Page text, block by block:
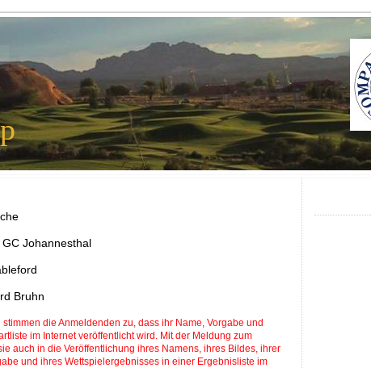
GC Johannesthal
Bruhn
stimmen die Anmeldenden zu, dass ihr Name, Vorgabe und
im Internet veröffentlicht wird. Mit der Meldung zum
auch in die Veröffentlichung ihres Namens, ihres Bildes, ihrer
und ihres Wettspielergebnisses in einer Ergebnisliste im